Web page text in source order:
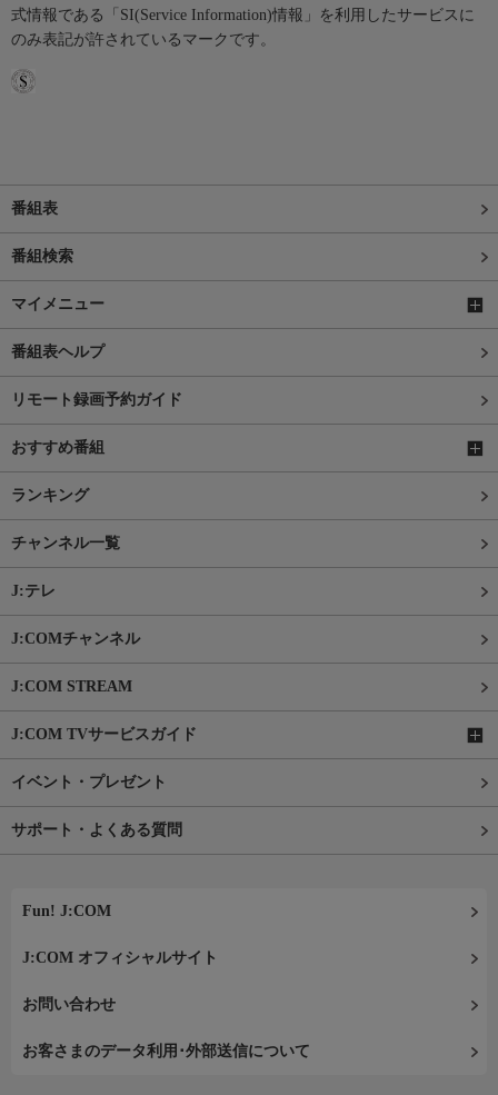
式情報である「SI(Service Information)情報」を利用したサービスに
のみ表記が許されているマークです。
番組表
番組検索
マイメニュー
番組表ヘルプ
リモート録画予約ガイド
おすすめ番組
ランキング
チャンネル一覧
J:テレ
J:COMチャンネル
J:COM STREAM
J:COM TVサービスガイド
イベント・プレゼント
サポート・よくある質問
Fun! J:COM
J:COM オフィシャルサイト
お問い合わせ
お客さまのデータ利用･外部送信について